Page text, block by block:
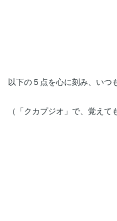
以下の５点を心に刻み、いつ
（「クカプジオ」で、覚えて